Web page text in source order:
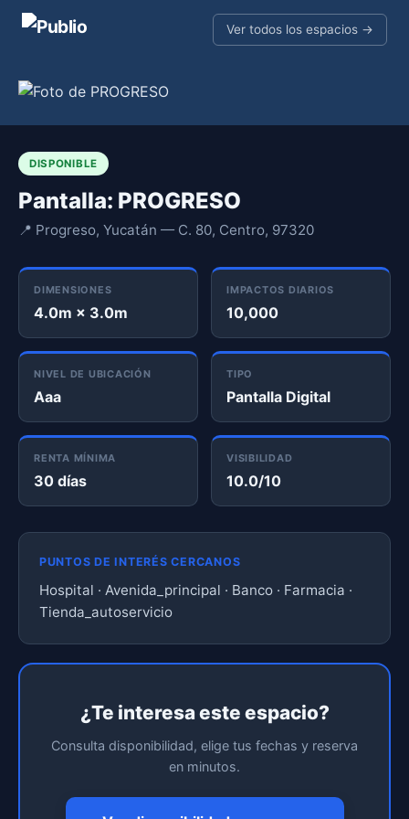
Ver todos los espacios →
DISPONIBLE
Pantalla: PROGRESO
📍 Progreso, Yucatán — C. 80, Centro, 97320
DIMENSIONES
4.0m × 3.0m
IMPACTOS DIARIOS
10,000
NIVEL DE UBICACIÓN
Aaa
TIPO
Pantalla Digital
RENTA MÍNIMA
30 días
VISIBILIDAD
10.0/10
PUNTOS DE INTERÉS CERCANOS
Hospital · Avenida_principal · Banco · Farmacia ·
Tienda_autoservicio
¿Te interesa este espacio?
Consulta disponibilidad, elige tus fechas y reserva
en minutos.